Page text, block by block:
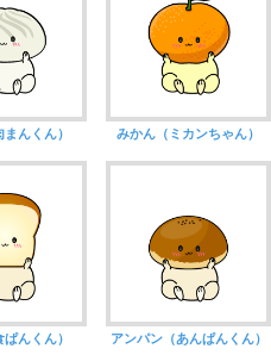
んくん） みかん（ミカンちゃん）
んくん） アンパン（あんぱんくん）